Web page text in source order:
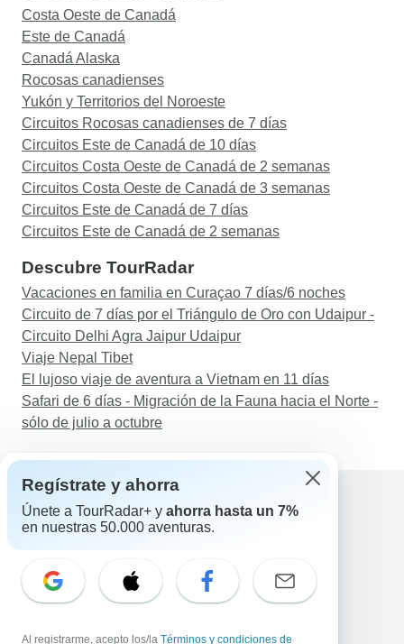
Costa Oeste de Canadá
Este de Canadá
Canadá Alaska
Rocosas canadienses
Yukón y Territorios del Noroeste
Circuitos Rocosas canadienses de 7 días
Circuitos Este de Canadá de 10 días
Circuitos Costa Oeste de Canadá de 2 semanas
Circuitos Costa Oeste de Canadá de 3 semanas
Circuitos Este de Canadá de 7 días
Circuitos Este de Canadá de 2 semanas
Descubre TourRadar
Vacaciones en familia en Curaçao 7 días/6 noches
Circuito de 7 días por el Triángulo de Oro con Udaipur -
Circuito Delhi Agra Jaipur Udaipur
Viaje Nepal Tibet
El lujoso viaje de aventura a Vietnam en 11 días
Safari de 6 días - Migración de la Fauna hacia el Norte -
sólo de julio a octubre
Ayuda
Correo electrónico: support@tourradar.com
Selecciona el idioma
Regístrate y ahorra
Únete a TourRadar+ y ahorra hasta un 7%
en nuestras 50.000 aventuras.
Al registrarme, acepto los/la Términos y condiciones de